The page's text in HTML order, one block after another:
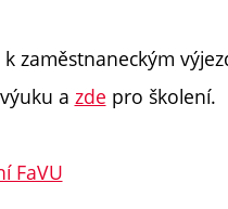
zaměstnaneckým
a zde pro školení.
FaVU